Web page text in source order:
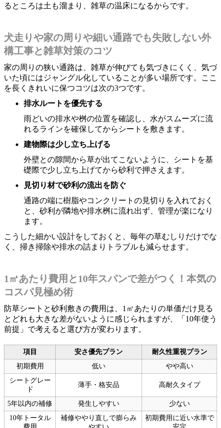
るところは土も溜まり、雑草の温床になるからです。
犬走りや家の周りや細い通路でも失敗しない外
構工事と雑草対策のコツ
家の周りの狭い通路は、雑草が伸びても気づきにくく、気づ
いた頃にはジャングル化していることが多い場所です。ここ
を長くきれいに保つコツは次の3つです。
排水ルートを優先する
雨どいの排水や桝の位置を確認し、水がスムーズに流
れるラインを確保してからシートを敷きます。
建物際は少し立ち上げる
外壁との隙間から草が出てこないように、シートを基
礎際で少し立ち上げてから砂利で押さえます。
見切り材で砂利の流出を防ぐ
通路の端に樹脂やコンクリートの見切りを入れておく
と、砂利が隣地や排水桝に流れ出ず、管理が楽になり
ます。
こうした細かい設計をしておくと、毎年の草むしりだけでな
く、掃き掃除や排水の詰まりトラブルも減らせます。
1㎡あたり費用と10年スパンで差がつく！本気の
コスパ見極め術
防草シートと砂利敷きの費用は、1㎡あたりの単価だけ見る
とどれも大きな差がないように感じられますが、「10年使う
前提」で考えると選び方が変わります。
項目 安さ優先プラン
耐久性重視プラン
初期費用
低い
やや高い
シートグレー
ド
薄手・格安品 高耐久タイプ
5年以内の補修 発生しやすい
少ない
10年トータル
補修ややり直しで膨らみ
初期費用に近い水準で